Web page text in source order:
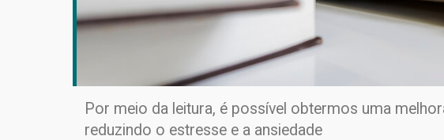
Por meio da leitura, é possível obtermos uma
reduzindo o estresse e a ansiedade